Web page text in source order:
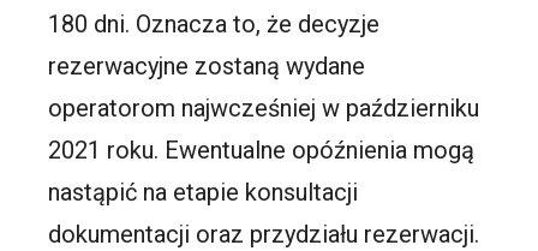
180 dni. Oznacza to, że decyzje
rezerwacyjne zostaną wydane
operatorom najwcześniej w październiku
2021 roku. Ewentualne opóźnienia mogą
nastąpić na etapie konsultacji
dokumentacji oraz przydziału rezerwacji.